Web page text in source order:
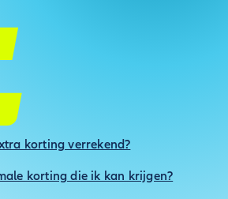
korting verrekend?
korting die ik kan krijgen?